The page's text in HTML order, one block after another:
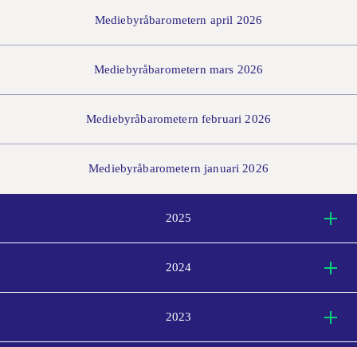
Mediebyråbarometern april 2026
Mediebyråbarometern mars 2026
Mediebyråbarometern februari 2026
Mediebyråbarometern januari 2026
2025
2024
2023